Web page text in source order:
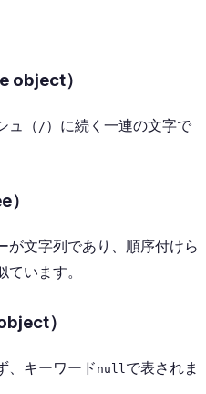
object）
ュ（ / ）に続く一連の文字で
が文字列であり、順序付けら
います。
）
、キーワード null で表されま